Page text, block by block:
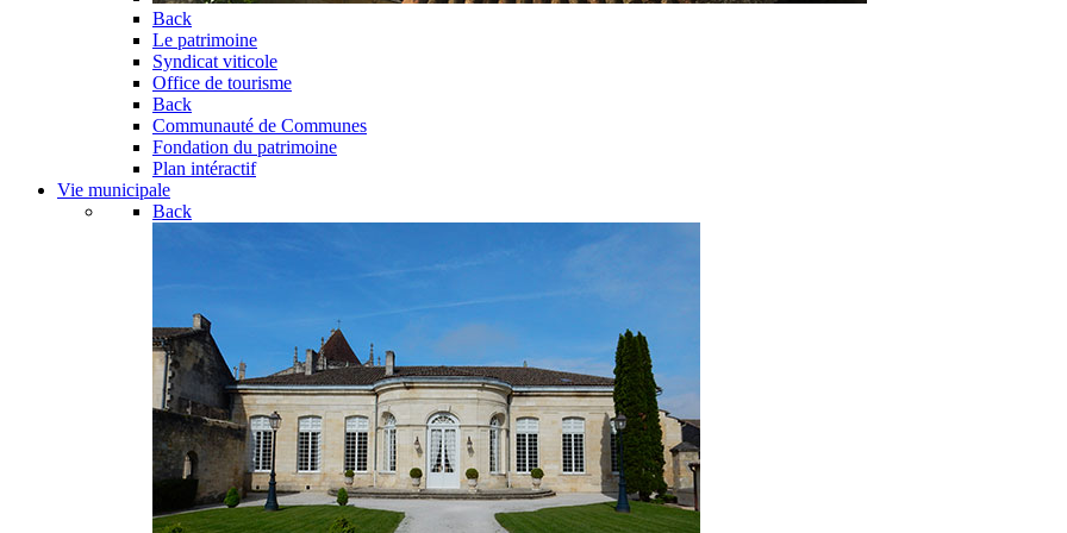
Back
Le patrimoine
Syndicat viticole
Office de tourisme
Back
Communauté de Communes
Fondation du patrimoine
Plan intéractif
Vie municipale
Back